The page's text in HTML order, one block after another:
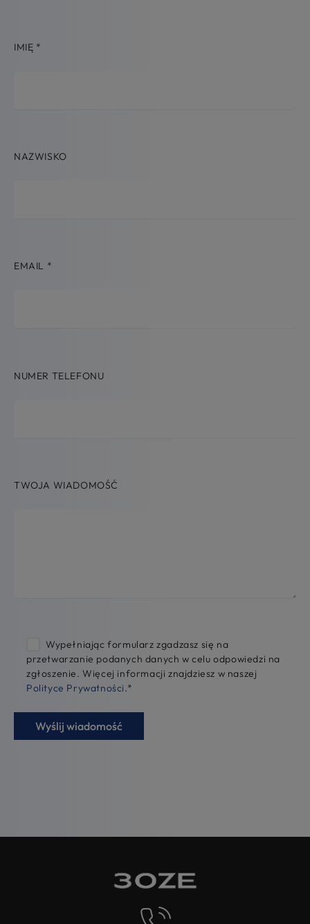
IMIĘ *
NAZWISKO
EMAIL *
NUMER TELEFONU
TWOJA WIADOMOŚĆ
Wypełniając formularz zgadzasz się na
przetwarzanie podanych danych w celu odpowiedzi na
zgłoszenie. Więcej informacji znajdziesz w naszej
Polityce Prywatności.*